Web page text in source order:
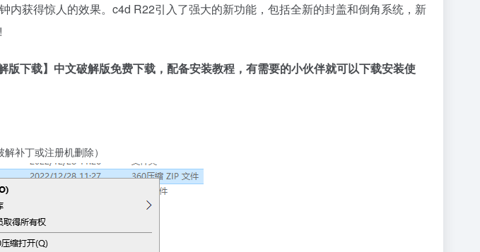
获得惊人的效果。c4d R22引入了强大的新功能，包括全新的封盖和倒角系统，新
版下载】中文破解版免费下载，配备安装教程，有需要的小伙伴就可以下载安装使
补丁或注册机删除）